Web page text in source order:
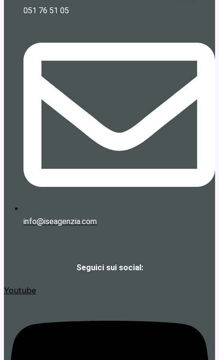
051 76 51 05
info@iseagenzia.com
Seguici sui social:
Youtube